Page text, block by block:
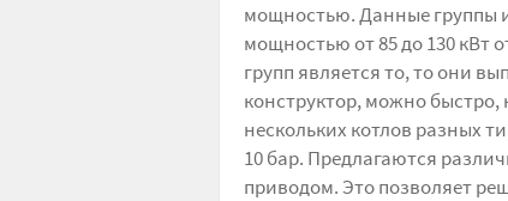
мощностью. Данные группы
мощностью от 85 до 130 кВт
групп является то, то они
конструктор, можно быстро,
нескольких котлов разных
10 бар. Предлагаются
приводом. Это позволяет